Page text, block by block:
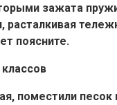
зажата
расталкивая
поясните.
поместили